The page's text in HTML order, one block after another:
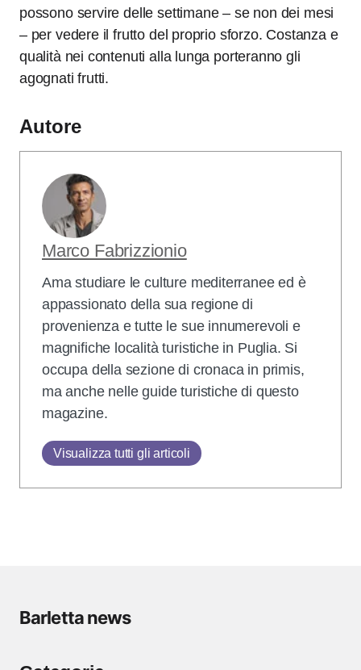
possono servire delle settimane – se non dei mesi
– per vedere il frutto del proprio sforzo. Costanza e
qualità nei contenuti alla lunga porteranno gli
agognati frutti.
Autore
Marco Fabrizzionio
Ama studiare le culture mediterranee ed è
appassionato della sua regione di
provenienza e tutte le sue innumerevoli e
magnifiche località turistiche in Puglia. Si
occupa della sezione di cronaca in primis,
ma anche nelle guide turistiche di questo
magazine.
Visualizza tutti gli articoli
Barletta news